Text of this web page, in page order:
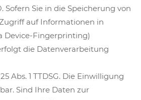
Sofern Sie in die Speicherung von
auf Informationen in
Device-Fingerprinting)
die Datenverarbeitung
Abs. 1 TTDSG. Die Einwilligung
Sind Ihre Daten zur